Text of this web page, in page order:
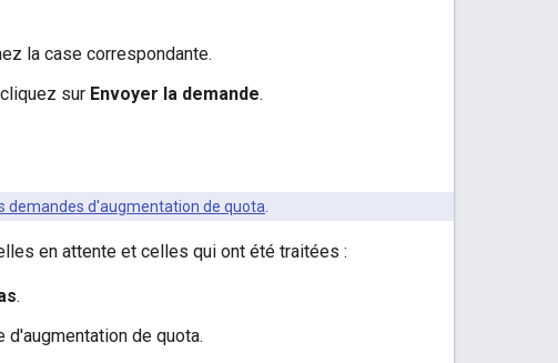
la case correspondante.
sur Envoyer la demande.
demandes d'augmentation de quota
en attente et celles qui ont été traitées :
.
d'augmentation de quota.